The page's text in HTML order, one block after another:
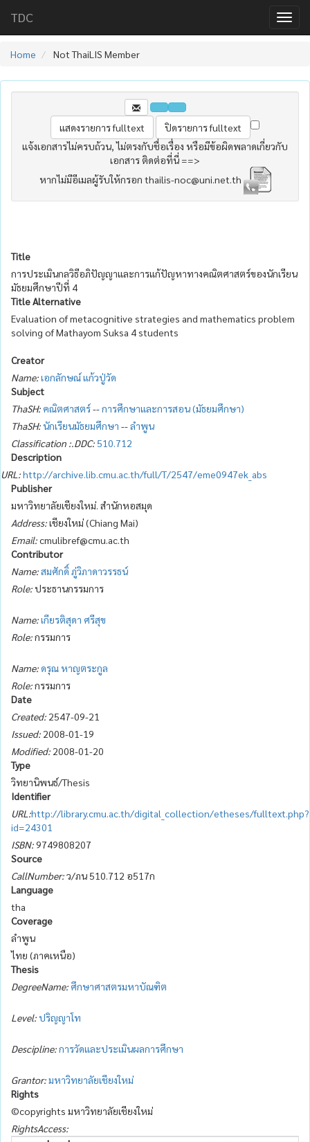
TDC
Home Not ThaiLIS Member
แจ้งเอกสารไม่ครบถ้วน, ไม่ตรงกับชื่อเรื่อง หรือมีข้อผิดพลาดเกี่ยวกับ
เอกสาร ติดต่อที่นี่ ==>
หากไม่มีอีเมลผู้รับให้กรอก thailis-noc@uni.net.th
Title
การประเมินกลวิธีอภิปัญญาและการแก้ปัญหาทางคณิตศาสตร์ของนักเรียน
มัธยมศึกษาปีที่ 4
Title Alternative
Evaluation of metacognitive strategies and mathematics problem
solving of Mathayom Suksa 4 students
Creator
Name:เอกลักษณ์ แก้วปู่วัด
Subject
ThaSH: คณิตศาสตร์--การศึกษาและการสอน (มัธยมศึกษา)
ThaSH:นักเรียนมัธยมศึกษา --ลำพูน
Classification :.DDC: 510.712
Description
URL:http://archive.lib.cmu.ac.th/full/T/2547/eme0947ek_abs
Publisher
มหาวิทยาลัยเชียงใหม่. สำนักหอสมุด
Address:เชียงใหม่ (Chiang Mai)
Email:cmulibref@cmu.ac.th
Contributor
Name:สมศักดิ์ ภู่วิภาดาวรรธน์
Role:ประธานกรรมการ
Name:เกียรติสุดา ศรีสุข
Role:กรรมการ
Name:ดรุณ หาญตระกูล
Role:กรรมการ
Date
Created: 2547-09-21
Issued: 2008-01-19
Modified: 2008-01-20
Type
วิทยานิพนธ์/Thesis
Identifier
URL:http://library.cmu.ac.th/digital_collection/etheses/fulltext.php?
id=24301
ISBN:9749808207
Source
CallNumber:ว/ภน 510.712 อ517ก
Language
tha
Coverage
ลำพูน
ไทย (ภาคเหนือ)
Thesis
DegreeName: ศึกษาศาสตรมหาบัณฑิต
Level:ปริญญาโท
Descipline:การวัดและประเมินผลการศึกษา
Grantor:มหาวิทยาลัยเชียงใหม่
Rights
©copyrights มหาวิทยาลัยเชียงใหม่
RightsAccess: